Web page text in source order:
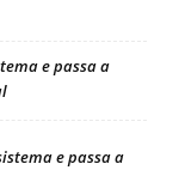
e passa a
e passa a